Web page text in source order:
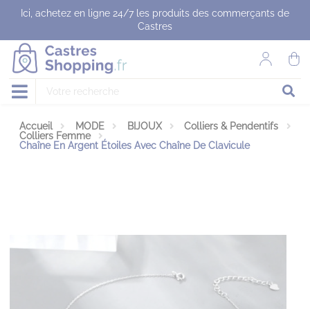
Ici, achetez en ligne 24/7 les produits des commerçants de
Castres
Accueil MODE BIJOUX
Colliers & Pendentifs
Colliers Femme
Chaîne En Argent Étoiles Avec Chaîne De Clavicule
Panneau de gestion des cookies